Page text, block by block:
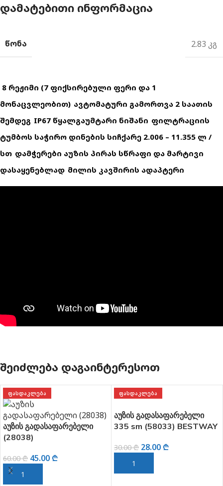
ᲓᲐᲛᲐᲢᲔᲑᲘᲗᲘ ᲘᲜᲤᲝᲠᲛᲐᲪᲘᲐ
ᲬᲝᲜᲐ 2.83 კგ
8 ᲠᲔᲟᲘᲛᲘ (7 ᲤᲘᲥᲡᲘᲠᲔᲑᲣᲚᲘ ᲤᲔᲠᲘ ᲓᲐ 1
ᲛᲝᲜᲐᲪᲕᲚᲔᲝᲑᲘᲗ) ᲐᲕᲢᲝᲛᲐᲢᲣᲠᲘ ᲒᲐᲛᲝᲠᲗᲕᲐ 2 ᲡᲐᲐᲗᲘᲡ
ᲨᲔᲛᲓᲔᲒ IP67 ᲬᲧᲐᲚᲒᲐᲣᲛᲢᲐᲠᲘ ᲜᲘᲨᲐᲜᲘ ᲤᲘᲚᲢᲠᲐᲪᲘᲘᲡ
ᲢᲣᲛᲑᲝᲡ ᲡᲐᲭᲘᲠᲝ ᲓᲘᲜᲔᲑᲘᲡ ᲡᲘᲩᲥᲐᲠᲔ 2.006 – 11.355 Ლ /
ᲡᲗ ᲓᲐᲛᲭᲔᲠᲔᲑᲘ ᲐᲣᲖᲘᲡ ᲞᲘᲠᲐᲡ ᲡᲬᲠᲐᲤᲘ ᲓᲐ ᲛᲐᲠᲢᲘᲕᲘ
ᲓᲐᲡᲐᲧᲔᲜᲔᲑᲚᲐᲓ ᲛᲘᲚᲘᲡ ᲙᲐᲕᲨᲘᲠᲘᲡ ᲐᲓᲐᲞᲢᲔᲠᲘ
ᲨᲔᲘᲫᲚᲔᲑᲐ ᲓᲐᲒᲐᲘᲜᲢᲔᲠᲔᲡᲝᲗ
ᲤᲐᲡᲓᲐᲙᲚᲔᲑᲐ
აუზის გადასაფარებელი
(28038)
60.00₾ 45.00 ₾
ᲙᲐᲚᲐᲗᲐᲨᲘ ᲓᲐᲛᲐᲢᲔᲑᲐ
ᲤᲐᲡᲓᲐᲙᲚᲔᲑᲐ
აუზის გადასაფარებელი
335 sm (58033) BESTWAY
30.00₾ 28.00 ₾
ᲙᲐᲚᲐᲗᲐᲨᲘ ᲓᲐᲛᲐᲢᲔᲑᲐ